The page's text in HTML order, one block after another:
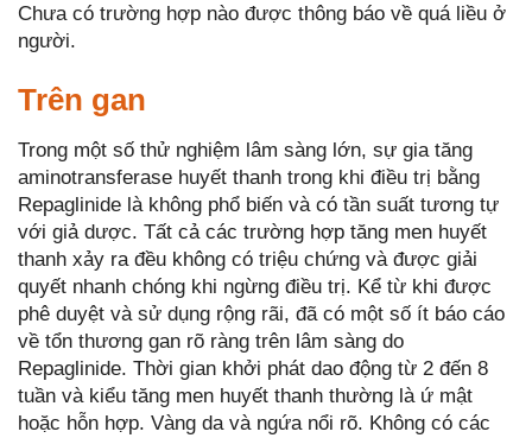
Chưa có trường hợp nào được thông báo về quá liều ở
người.
Trên gan
Trong một số thử nghiệm lâm sàng lớn, sự gia tăng
aminotransferase huyết thanh trong khi điều trị bằng
Repaglinide là không phổ biến và có tần suất tương tự
với giả dược. Tất cả các trường hợp tăng men huyết
thanh xảy ra đều không có triệu chứng và được giải
quyết nhanh chóng khi ngừng điều trị. Kể từ khi được
phê duyệt và sử dụng rộng rãi, đã có một số ít báo cáo
về tổn thương gan rõ ràng trên lâm sàng do
Repaglinide. Thời gian khởi phát dao động từ 2 đến 8
tuần và kiểu tăng men huyết thanh thường là ứ mật
hoặc hỗn hợp. Vàng da và ngứa nổi rõ. Không có các